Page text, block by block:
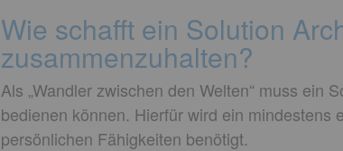
Wie schafft ein Solution
zusammenzuhalten?
Als „Wandler zwischen den Welten“ muss ein
bedienen können. Hierfür wird ein
persönlichen Fähigkeiten benötigt.